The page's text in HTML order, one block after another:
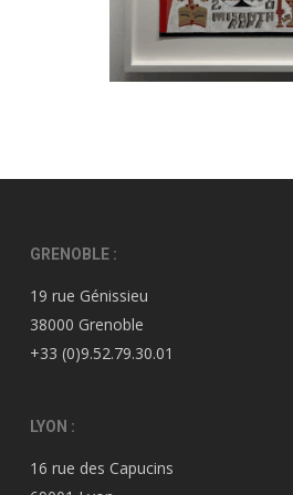
GRENOBLE :
19 rue Génissieu
38000 Grenoble
+33 (0)9.52.79.30.01
LYON :
16 rue des Capucins